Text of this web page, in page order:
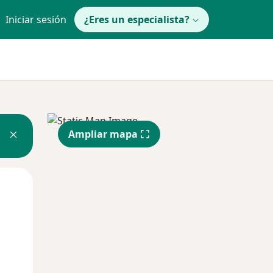
Iniciar sesión ¿Eres un especialista?
Ampliar mapa